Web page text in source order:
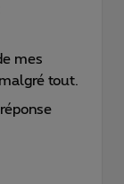
mes
tout.